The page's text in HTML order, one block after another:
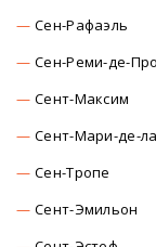
Сен-Рафаэль
Сен-Реми-де-
Сент-Максим
Сент-Мари-де-
Сен-Тропе
Сент-Эмильон